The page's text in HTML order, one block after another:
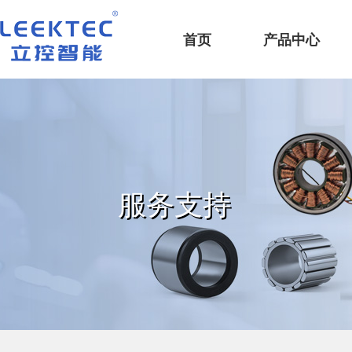
深圳市立控智能科技有限公司
首页
产品中心
服务支持